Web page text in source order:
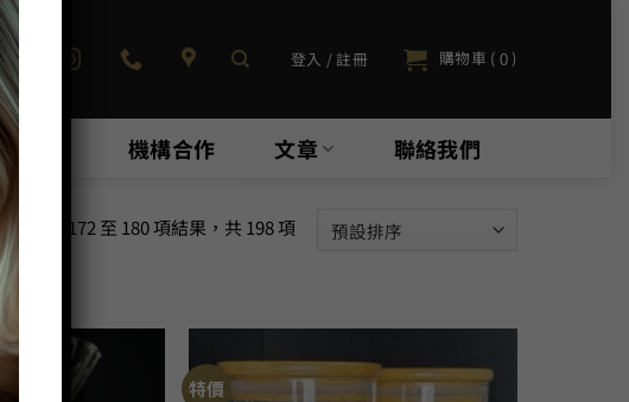
登入 / 註冊 購物車 ( 0 )
推介 機構合作 文章 聯絡我們
顯示第 172 至 180 項結果，共 198 項
特價